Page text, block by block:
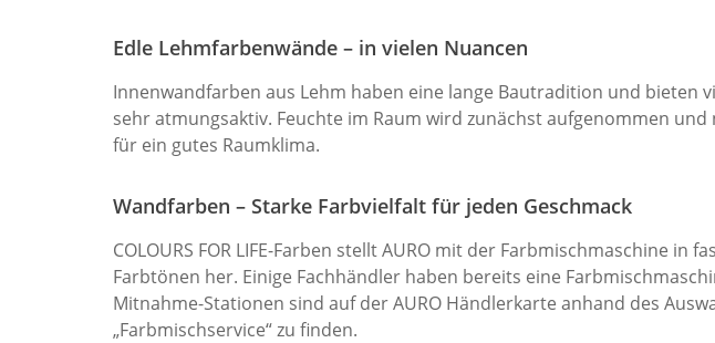
Edle Lehmfarbenwände – in vielen Nuancen
Innenwandfarben aus Lehm haben eine lange Bautradition und bieten
sehr atmungsaktiv. Feuchte im Raum wird zunächst aufgenommen
für ein gutes Raumklima.
Wandfarben – Starke Farbvielfalt für jeden Geschmack
COLOURS FOR LIFE-Farben stellt AURO mit der Farbmischmaschine in
Farbtönen her. Einige Fachhändler haben bereits eine
Mitnahme-Stationen sind auf der AURO Händlerkarte anhand des
„Farbmischservice“ zu finden.